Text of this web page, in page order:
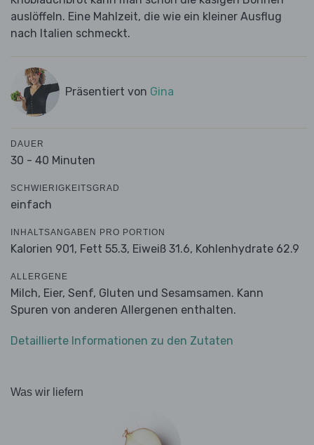
auslöffeln. Eine Mahlzeit, die wie ein kleiner Ausflug
nach Italien schmeckt.
Präsentiert von Gina
DAUER
30 - 40 Minuten
SCHWIERIGKEITSGRAD
einfach
INHALTSANGABEN PRO PORTION
Kalorien 901, Fett 55.3, Eiweiß 31.6, Kohlenhydrate 62.9
ALLERGENE
Milch, Eier, Senf, Gluten und Sesamsamen. Kann
Spuren von anderen Allergenen enthalten.
Detaillierte Informationen zu den Zutaten
Was wir liefern